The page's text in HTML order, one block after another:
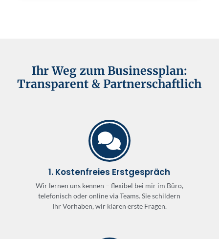
Ihr Weg zum Businessplan:
Transparent & Partnerschaftlich
1. Kostenfreies Erstgespräch
Wir lernen uns kennen – flexibel bei mir im Büro,
telefonisch oder online via Teams. Sie schildern
Ihr Vorhaben, wir klären erste Fragen.